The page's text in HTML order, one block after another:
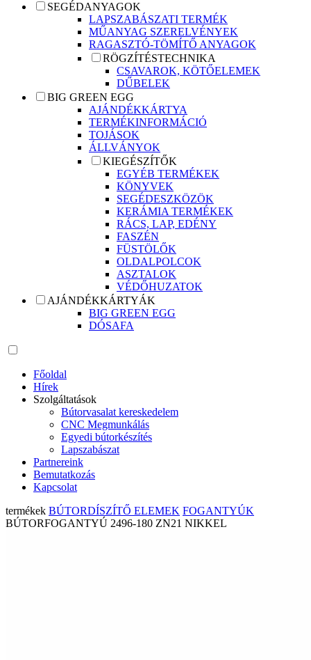
SEGÉDANYAGOK
LAPSZABÁSZATI TERMÉK
MŰANYAG SZERELVÉNYEK
RAGASZTÓ-TÖMÍTŐ ANYAGOK
RÖGZÍTÉSTECHNIKA
CSAVAROK, KÖTŐELEMEK
DŰBELEK
BIG GREEN EGG
AJÁNDÉKKÁRTYA
TERMÉKINFORMÁCIÓ
TOJÁSOK
ÁLLVÁNYOK
KIEGÉSZÍTŐK
EGYÉB TERMÉKEK
KÖNYVEK
SEGÉDESZKÖZÖK
KERÁMIA TERMÉKEK
RÁCS, LAP, EDÉNY
FASZÉN
FÜSTÖLŐK
OLDALPOLCOK
ASZTALOK
VÉDŐHUZATOK
AJÁNDÉKKÁRTYÁK
BIG GREEN EGG
DÓSAFA
Főoldal
Hírek
Szolgáltatások
Bútorvasalat kereskedelem
CNC Megmunkálás
Egyedi bútorkészítés
Lapszabászat
Partnereink
Bemutatkozás
Kapcsolat
termékek BÚTORDÍSZÍTŐ ELEMEK FOGANTYÚK
BÚTORFOGANTYÚ 2496-180 ZN21 NIKKEL